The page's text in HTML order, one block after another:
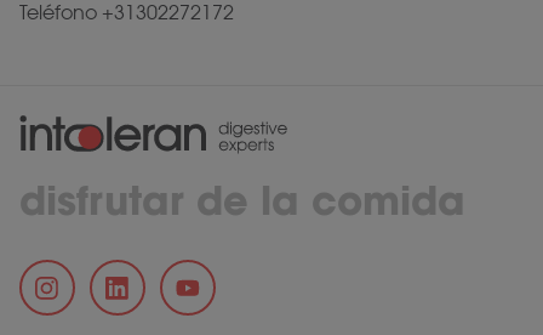
Teléfono +31302272172
disfrutar de la comida